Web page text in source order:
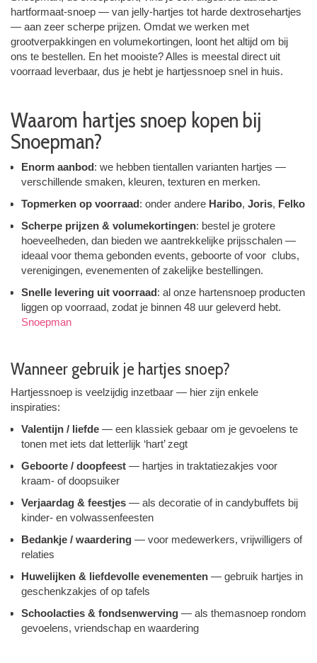
hartformaat-snoep — van jelly-hartjes tot harde dextrosehartjes
— aan zeer scherpe prijzen. Omdat we werken met
grootverpakkingen en volumekortingen, loont het altijd om bij
ons te bestellen. En het mooiste? Alles is meestal direct uit
voorraad leverbaar, dus je hebt je hartjes­snoep snel in huis.
Waarom hartjes snoep kopen bij
Snoepman?
Enorm aanbod: we hebben tientallen varianten hartjes —
verschillende smaken, kleuren, texturen en merken.
Topmerken op voorraad: onder andere Haribo, Joris, Felko
Scherpe prijzen & volumekortingen: bestel je grotere
hoeveelheden, dan bieden we aantrekkelijke prijs­schalen —
ideaal voor thema gebonden events, geboorte of voor clubs,
verenigingen, evenementen of zakelijke bestellingen.
Snelle levering uit voorraad: al onze harten­snoep producten
liggen op voorraad, zodat je binnen 48 uur geleverd hebt.
Snoepman
Wanneer gebruik je hartjes ­snoep?
Hartjes­snoep is veelzijdig inzetbaar — hier zijn enkele
inspiraties:
Valentijn / liefde — een klassiek gebaar om je gevoelens te
tonen met iets dat letterlijk ‘hart’ zegt
Geboorte / doopfeest — hartjes in traktatiezakjes voor
kraam- of doopsuiker
Verjaardag & feestjes — als decoratie of in candybuffets bij
kinder- en volwassenfeesten
Bedankje / waardering — voor medewerkers, vrijwilligers of
relaties
Huwelijken & liefdevolle evenementen — gebruik hartjes in
geschenkzakjes of op tafels
Schoolacties & fondsenwerving — als thema­snoep rondom
gevoelens, vriendschap en waardering